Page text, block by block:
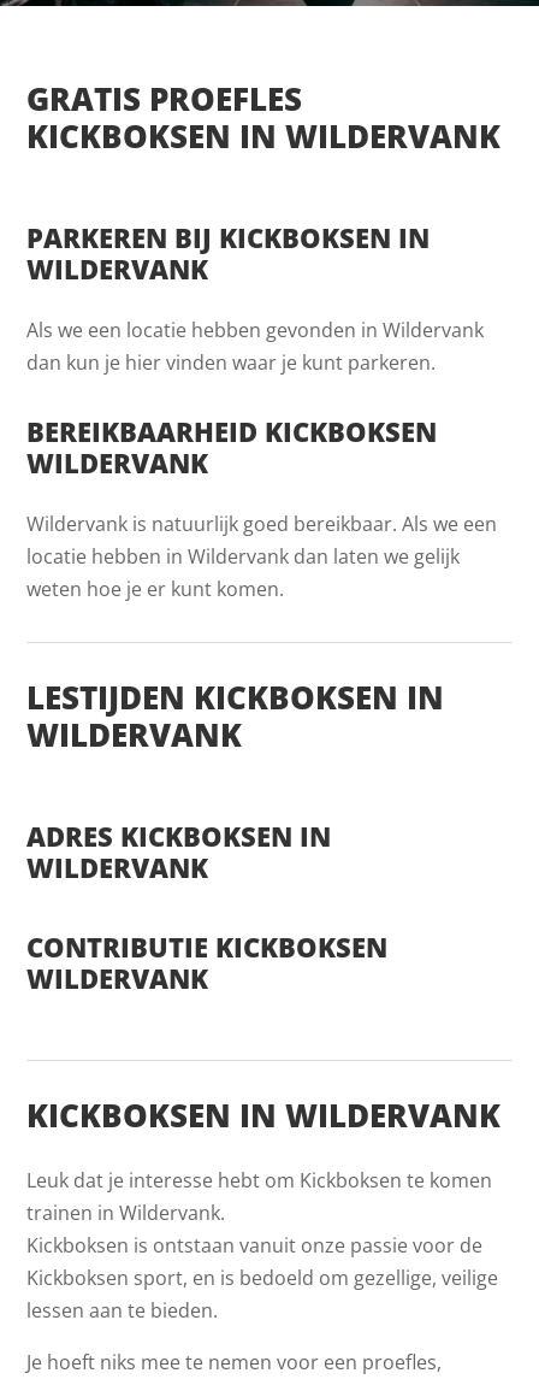
GRATIS PROEFLES
KICKBOKSEN IN WILDERVANK
PARKEREN BIJ KICKBOKSEN IN
WILDERVANK
Als we een locatie hebben gevonden in Wildervank
dan kun je hier vinden waar je kunt parkeren.
BEREIKBAARHEID KICKBOKSEN
WILDERVANK
Wildervank is natuurlijk goed bereikbaar. Als we een
locatie hebben in Wildervank dan laten we gelijk
weten hoe je er kunt komen.
LESTIJDEN KICKBOKSEN IN
WILDERVANK
ADRES KICKBOKSEN IN
WILDERVANK
CONTRIBUTIE KICKBOKSEN
WILDERVANK
KICKBOKSEN IN WILDERVANK
Leuk dat je interesse hebt om Kickboksen te komen
trainen in Wildervank.
Kickboksen is ontstaan vanuit onze passie voor de
Kickboksen sport, en is bedoeld om gezellige, veilige
lessen aan te bieden.
Je hoeft niks mee te nemen voor een proefles,